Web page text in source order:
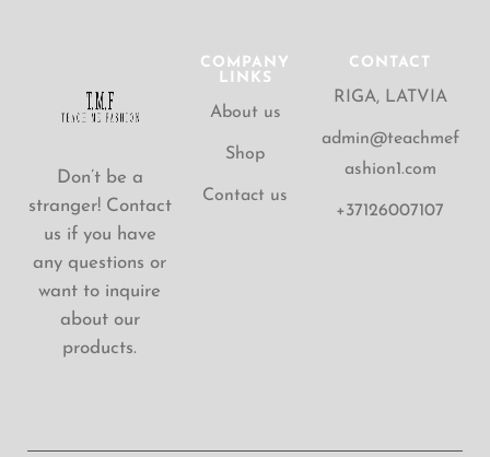
Don’t be a
stranger! Contact
us if you have
any questions or
want to inquire
about our
products.
COMPANY
LINKS
About us
Shop
Contact us
CONTACT
RIGA, LATVIA
admin@teachmef
ashion1.com
+37126007107